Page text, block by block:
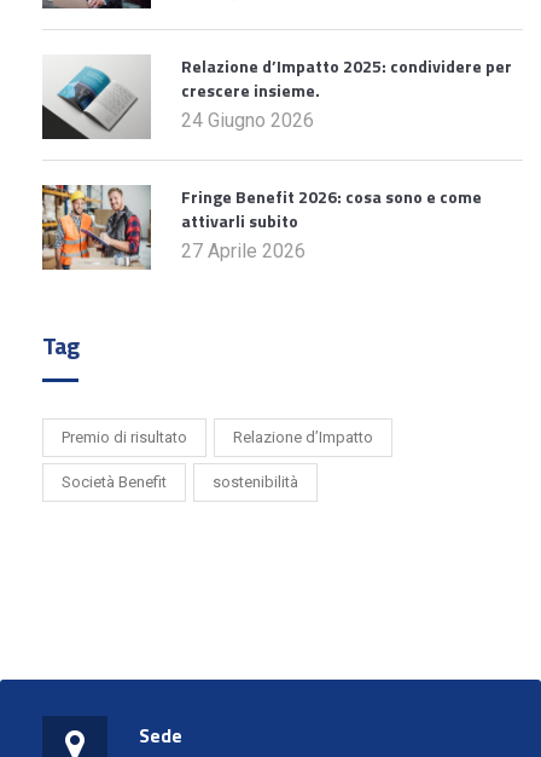
Relazione d’Impatto 2025: condividere per
crescere insieme.
24 Giugno 2026
Fringe Benefit 2026: cosa sono e come
attivarli subito
27 Aprile 2026
Tag
Premio di risultato Relazione d’Impatto
Società Benefit sostenibilità
Sede